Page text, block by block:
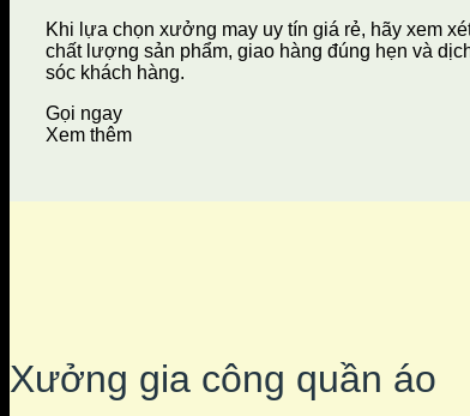
Khi lựa chọn xưởng may uy tín giá rẻ, hãy xem
chất lượng sản phẩm, giao hàng đúng hẹn và
sóc khách hàng.
Gọi ngay
Xem thêm
Xưởng gia công quần áo